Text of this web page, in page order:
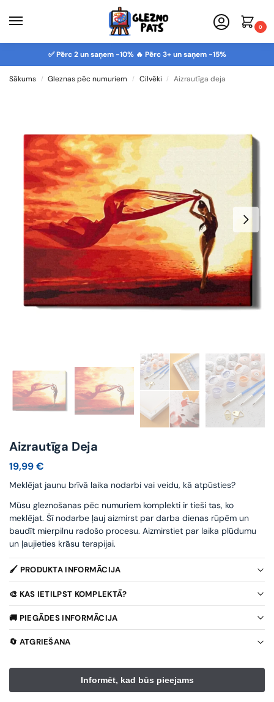
0
✅ Pērc 2 un saņem -10% 🔥 Pērc 3+ un saņem -15%
Sākums / Gleznas pēc numuriem / Cilvēki / Aizrautīga deja
Aizrautīga Deja
19,99€
Meklējat jaunu brīvā laika nodarbi vai veidu, kā atpūsties?
Mūsu gleznošanas pēc numuriem komplekti ir tieši tas, ko
meklējat. Šī nodarbe ļauj aizmirst par darba dienas rūpēm un
baudīt mierpilnu radošo procesu. Aizmirstiet par laika plūdumu
un ļaujieties krāsu terapijai.
🖌️ PRODUKTA INFORMĀCIJA
🎨 KAS IETILPST KOMPLEKTĀ?
🚚 PIEGĀDES INFORMĀCIJA
🔄 ATGRIEŠANA